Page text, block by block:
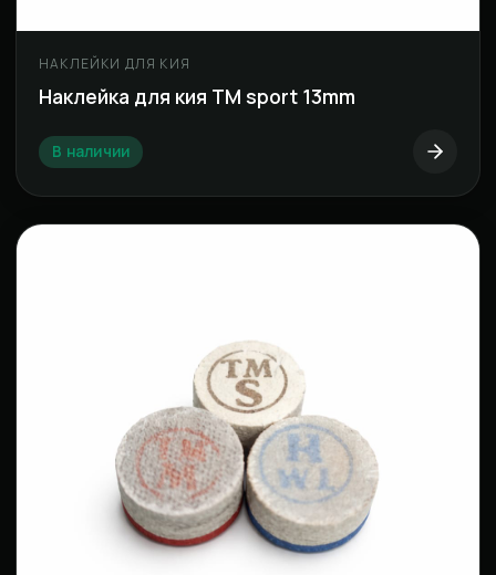
НАКЛЕЙКИ ДЛЯ КИЯ
Наклейка для кия ТМ sport 13mm
В наличии